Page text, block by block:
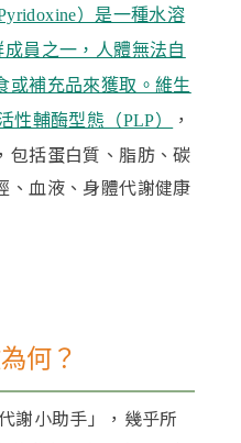
）是一種水溶
員之一，人體無法自
或補充品來獲取。維生
性輔酶型態（PLP）
，
包括蛋白質、脂肪、碳
、血液、身體代謝健康
何？
謝小助手」，幾乎所